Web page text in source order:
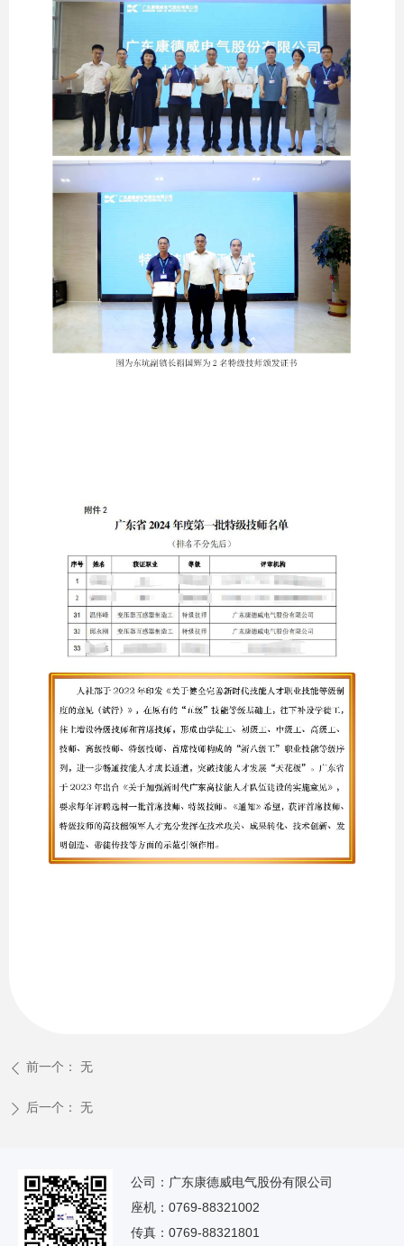
ꄴ 前一个： 无
ꄲ 后一个： 无
公司：广东康德威电气股份有限公司
座机：0769-88321002
传真：0769-88321801